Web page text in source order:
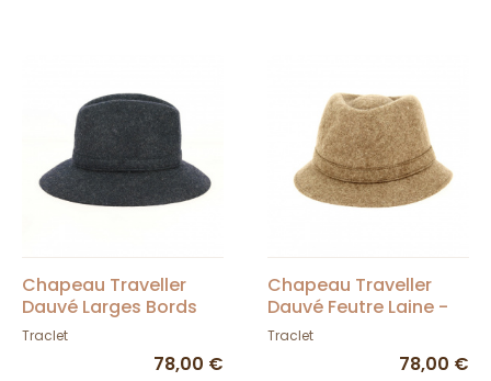
Chapeau Traveller
Dauvé Larges Bords
Feutre Laine - Traclet
Traclet
78,00 €
Chapeau Traveller
Dauvé Feutre Laine -
Traclet
Traclet
78,00 €